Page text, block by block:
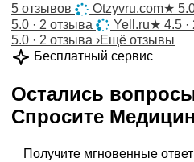
5 отзывов
Otzyvru.com★
5.0 · 2 отзыва
Yell.ru★ 4.5 ·
5.0 · 2 отзыва ›Ещё отзывы
Бесплатный сервис
Остались
Спросите
Получите мгновенные